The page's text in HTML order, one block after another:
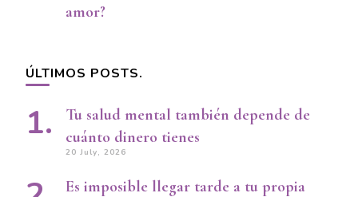
amor?
ÚLTIMOS POSTS.
Tu salud mental también depende de
cuánto dinero tienes
20 July, 2026
Es imposible llegar tarde a tu propia